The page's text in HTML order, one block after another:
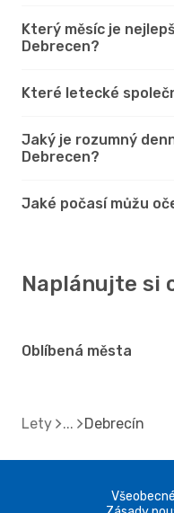
Který měsíc je
Debrecen?
Které letecké
Jaký je rozumný
Debrecen?
Jaké počasí můžu
Naplánujte si
Oblíbená města
Lety Debrecín